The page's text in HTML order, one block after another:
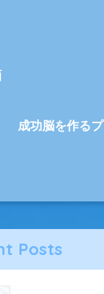
成功脳を作る
Posts